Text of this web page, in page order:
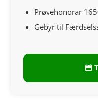
Prøvehonorar
Gebyr til